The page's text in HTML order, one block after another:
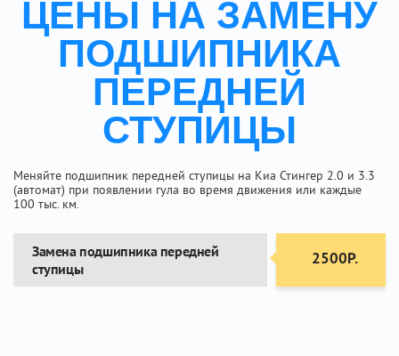
ЦЕНЫ НА ЗАМЕНУ
ПОДШИПНИКА
ПЕРЕДНЕЙ
СТУПИЦЫ
Меняйте подшипник передней ступицы на Киа Стингер 2.0 и 3.3
(автомат) при появлении гула во время движения или каждые
100 тыс. км.
Замена подшипника передней
ступицы
2500Р.